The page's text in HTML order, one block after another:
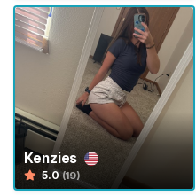
Kenzies
5.0 (19)
t
o
C
o
n
t